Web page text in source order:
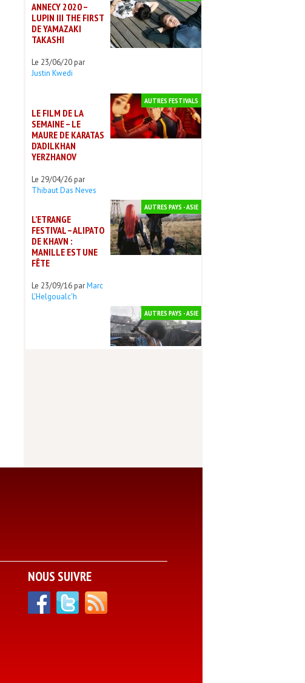
ANNECY 2020 –
LUPIN III THE FIRST
DE YAMAZAKI
TAKASHI
Le 23/06/20 par
Justin Kwedi
AUTRES FESTIVALS
LE FILM DE LA
SEMAINE – LE
MAURE DE KARATAS
D’ADILKHAN
YERZHANOV
Le 29/04/26 par
Thibaut Das Neves
AUTRES PAYS - ASIE
L’ETRANGE
FESTIVAL – ALIPATO
DE KHAVN :
MANILLE EST UNE
FÊTE
Le 23/09/16 parMarc
L'Helgoualc'h
AUTRES PAYS - ASIE
NOUS SUIVRE